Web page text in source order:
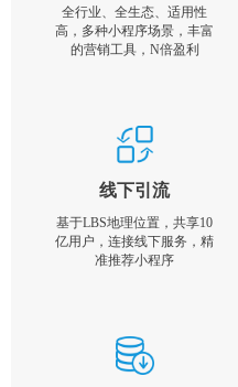
全行业、全生态、适用性
高，多种小程序场景，丰富
的营销工具，N倍盈利
线下引流
基于LBS地理位置，共享10
亿用户，连接线下服务，精
准推荐小程序